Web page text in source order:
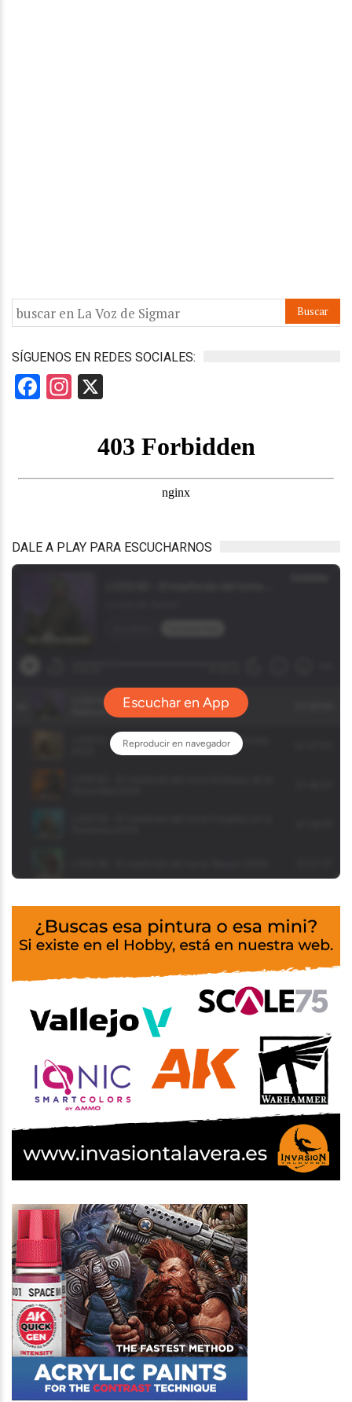
SÍGUENOS EN REDES SOCIALES:
Facebook
Instagram
DALE A PLAY PARA ESCUCHARNOS